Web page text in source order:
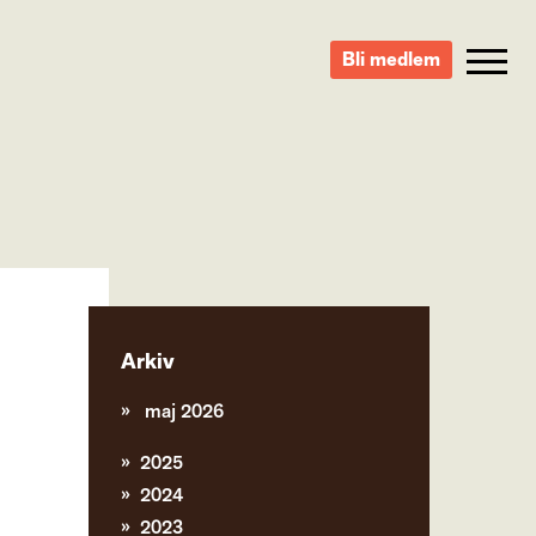
Bli medlem
Arkiv
maj 2026
2025
2024
2023